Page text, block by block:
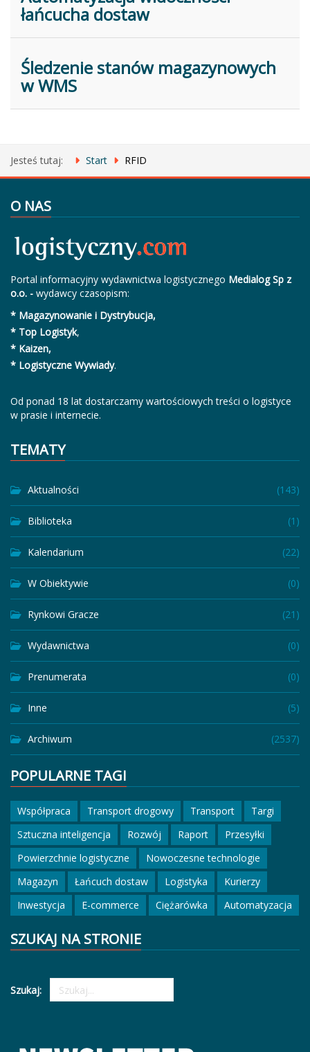
łańcucha dostaw
Śledzenie stanów magazynowych
w WMS
Jesteś tutaj: Start RFID
O NAS
Portal informacyjny wydawnictwa logistycznego Medialog Sp z
o.o. - wydawcy czasopism:
* Magazynowanie i Dystrybucja,
* Top Logistyk,
* Kaizen,
* Logistyczne Wywiady.
Od ponad 18 lat dostarczamy wartościowych treści o logistyce
w prasie i internecie.
TEMATY
Aktualności (143)
Biblioteka (1)
Kalendarium (22)
W Obiektywie (0)
Rynkowi Gracze (21)
Wydawnictwa (0)
Prenumerata (0)
Inne (5)
Archiwum (2537)
POPULARNE TAGI
Współpraca Transport drogowy Transport
Targi
Sztuczna inteligencja
Rozwój Raport
Przesyłki
Powierzchnie logistyczne
Nowoczesne technologie
Magazyn
Łańcuch dostaw Logistyka
Kurierzy
Inwestycja
E-commerce Ciężarówka Automatyzacja
SZUKAJ NA STRONIE
Szukaj: